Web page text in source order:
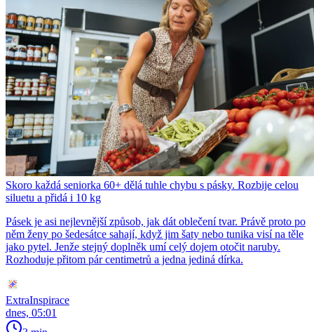
Skoro každá seniorka 60+ dělá tuhle chybu s pásky. Rozbije celou
siluetu a přidá i 10 kg
Pásek je asi nejlevnější způsob, jak dát oblečení tvar. Právě proto po
něm ženy po šedesátce sahají, když jim šaty nebo tunika visí na těle
jako pytel. Jenže stejný doplněk umí celý dojem otočit naruby.
Rozhoduje přitom pár centimetrů a jedna jediná dírka.
ExtraInspirace
dnes, 05:01